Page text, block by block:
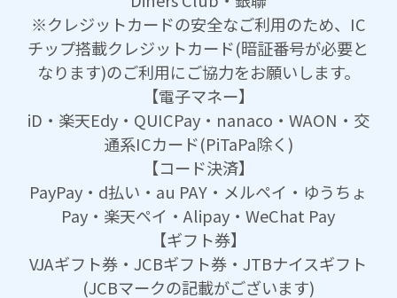
※クレジットカードの安全なご利用のため、IC
チップ搭載クレジットカード(暗証番号が必要と
なります)のご利用にご協力をお願いします。
【電子マネー】
iD・楽天Edy・QUICPay・nanaco・WAON・交
通系ICカード(PiTaPa除く)
【コード決済】
PayPay・d払い・au PAY・メルペイ・ゆうちょ
Pay・楽天ペイ・Alipay・WeChat Pay
【ギフト券】
VJAギフト券・JCBギフト券・JTBナイスギフト
(JCBマークの記載がございます)